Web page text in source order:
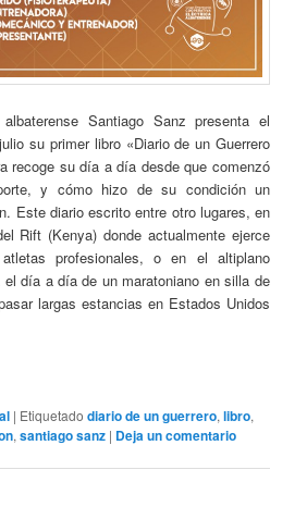
Santiago Sanz presenta el
su primer libro «Diario de un Guerrero
recoge su día a día desde que comenzó
y cómo hizo de su condición un
Este diario escrito entre otro lugares, en
Rift (Kenya) donde actualmente ejerce
profesionales, o en el altiplano
el día a día de un maratoniano en silla de
largas estancias en Estados Unidos
| Etiquetado diario de un guerrero,libro,
,santiago sanz | Deja un comentario